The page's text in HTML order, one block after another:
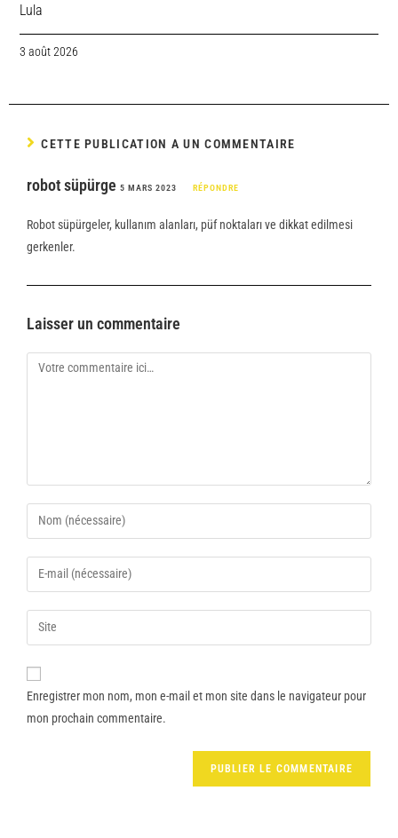
Lula
3 août 2026
CETTE PUBLICATION A UN COMMENTAIRE
robot süpürge 5 MARS 2023 RÉPONDRE
Robot süpürgeler, kullanım alanları, püf noktaları ve dikkat edilmesi
gerkenler.
Laisser un commentaire
Enregistrer mon nom, mon e-mail et mon site dans le navigateur pour
mon prochain commentaire.